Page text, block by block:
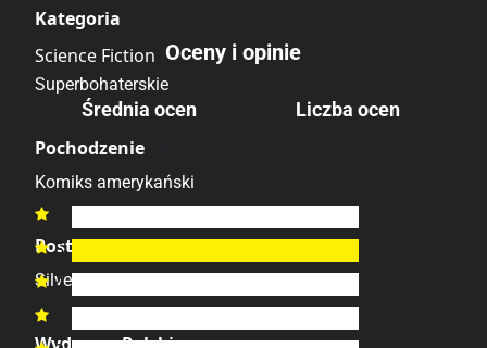
Kategoria
Science Fiction
Superbohaterskie
Pochodzenie
Komiks amerykański
Postacie
Silver Surfer
Oceny i opinie
Średnia ocen
5.00
Liczba ocen

5
4
